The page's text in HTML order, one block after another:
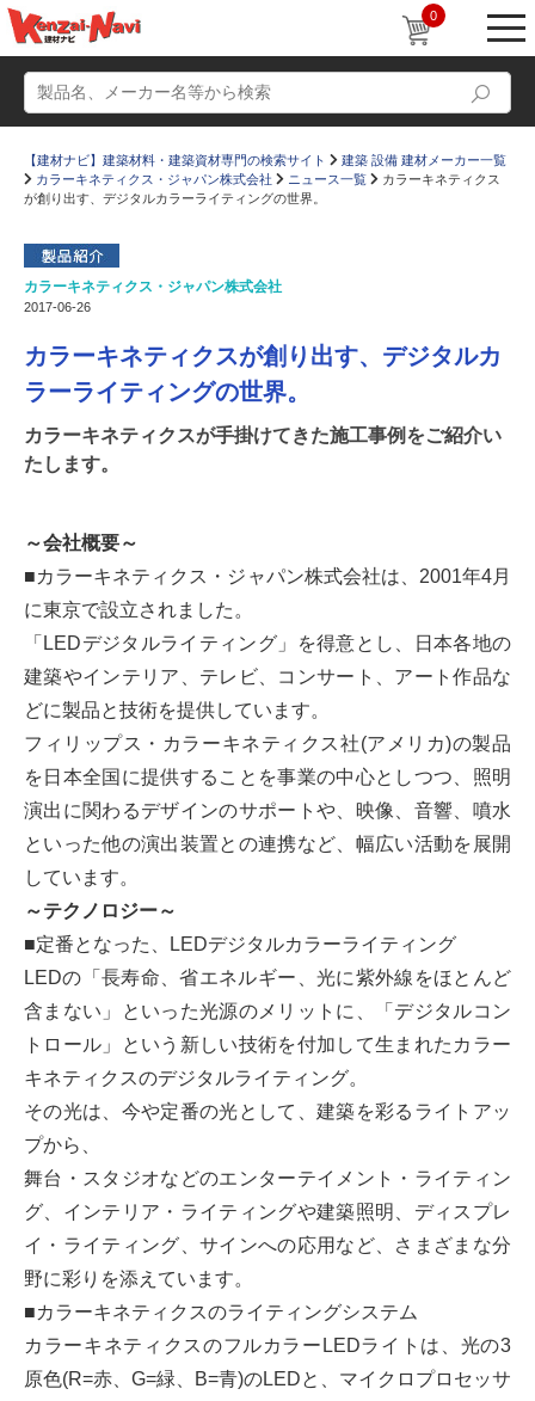
0
動画
かたなび コラム
すまいリング
Q＆A 販売・施工代理店募集
お気に入り
【建材ナビ】建築材料・建築資材専門の検索サイト
建築 設備 建材メーカー一覧
カラーキネティクス・ジャパン株式会社
ニュース一覧
カラーキネティクス
が創り出す、デジタルカラーライティングの世界。
カラーキネティクス・ジャパン株式会社
2017-06-26
カラーキネティクスが創り出す、デジタルカ
ラーライティングの世界。
カラーキネティクスが手掛けてきた施工事例をご紹介い
たします。
～会社概要～
■カラーキネティクス・ジャパン株式会社は、2001年4月
に東京で設立されました。
「LEDデジタルライティング」を得意とし、日本各地の
建築やインテリア、テレビ、コンサート、アート作品な
どに製品と技術を提供しています。
フィリップス・カラーキネティクス社(アメリカ)の製品
を日本全国に提供することを事業の中心としつつ、照明
演出に関わるデザインのサポートや、映像、音響、噴水
といった他の演出装置との連携など、幅広い活動を展開
しています。
～テクノロジー～
■定番となった、LEDデジタルカラーライティング
LEDの「長寿命、省エネルギー、光に紫外線をほとんど
含まない」といった光源のメリットに、「デジタルコン
トロール」という新しい技術を付加して生まれたカラー
キネティクスのデジタルライティング。
その光は、今や定番の光として、建築を彩るライトアッ
プから、
舞台・スタジオなどのエンターテイメント・ライティン
グ、インテリア・ライティングや建築照明、ディスプレ
イ・ライティング、サインへの応用など、さまざまな分
野に彩りを添えています。
■カラーキネティクスのライティングシステム
カラーキネティクスのフルカラーLEDライトは、光の3
原色(R=赤、G=緑、B=青)のLEDと、マイクロプロセッサ